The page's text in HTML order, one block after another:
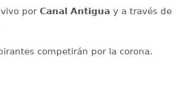
porCanal Antigua y a través de
competirán por la corona.